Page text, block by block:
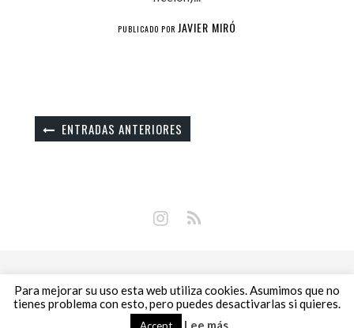
PUBLICADO POR JAVIER MIRÓ
ENTRADAS ANTERIORES
Copyright © 2018 Libros Prohibidos •
Política de
privacidad
Para mejorar su uso esta web utiliza cookies. Asumimos que no
tienes problema con esto, pero puedes desactivarlas si quieres.
Lee más